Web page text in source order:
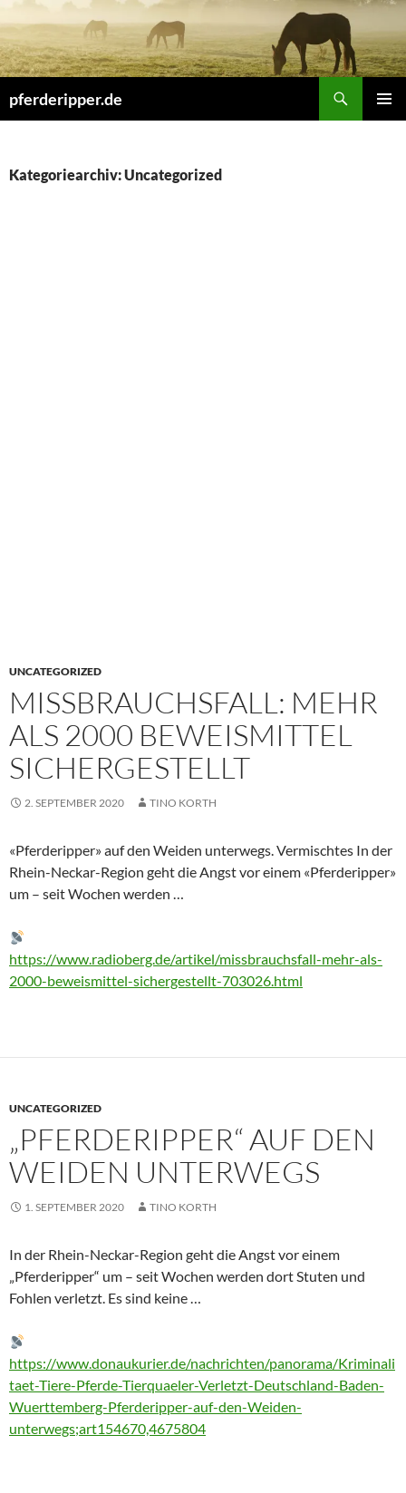
Inhalt
springen
pferderipper.de
Kategoriearchiv: Uncategorized
UNCATEGORIZED
MISSBRAUCHSFALL: MEHR
ALS 2000 BEWEISMITTEL
SICHERGESTELLT
2. SEPTEMBER 2020 TINO KORTH
«Pferderipper» auf den Weiden unterwegs. Vermischtes In der
Rhein-Neckar-Region geht die Angst vor einem «Pferderipper»
um – seit Wochen werden …
https://www.radioberg.de/artikel/missbrauchsfall-mehr-als-
2000-beweismittel-sichergestellt-703026.html
UNCATEGORIZED
„PFERDERIPPER“ AUF DEN
WEIDEN UNTERWEGS
1. SEPTEMBER 2020 TINO KORTH
In der Rhein-Neckar-Region geht die Angst vor einem
„Pferderipper“ um – seit Wochen werden dort Stuten und
Fohlen verletzt. Es sind keine …
https://www.donaukurier.de/nachrichten/panorama/Kriminali
taet-Tiere-Pferde-Tierquaeler-Verletzt-Deutschland-Baden-
Wuerttemberg-Pferderipper-auf-den-Weiden-
unterwegs;art154670,4675804